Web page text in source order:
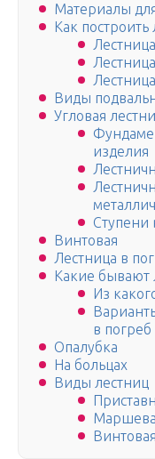
Материалы
Как построить
Виды
Угловая
изделия
Ступени
Винтовая
Лестница в
Какие бывают
Из
в погреб
Опалубка
На больцах
Виды лестниц
Винтовая